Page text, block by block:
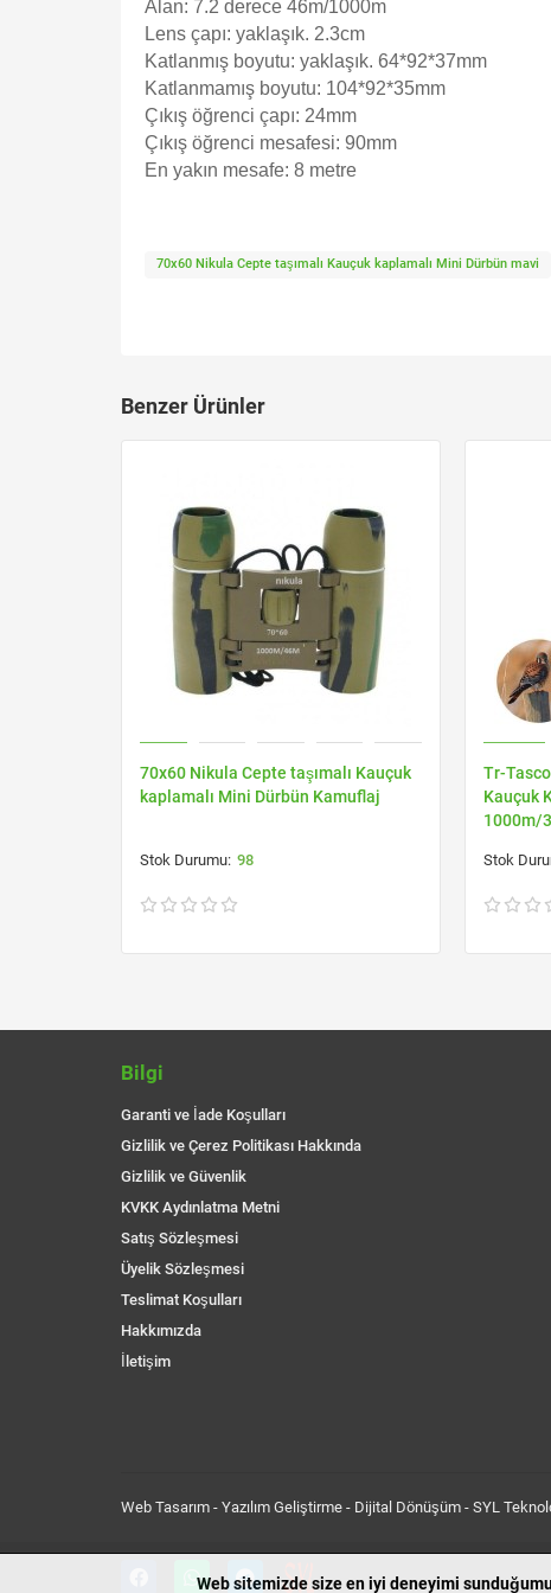
Alan: 7.2 derece 46m/1000m
Lens çapı: yaklaşık. 2.3cm
Katlanmış boyutu: yaklaşık. 64*92*37mm
Katlanmamış boyutu: 104*92*35mm
Çıkış öğrenci çapı: 24mm
Çıkış öğrenci mesafesi: 90mm
En yakın mesafe: 8 metre
70x60 Nikula Cepte taşımalı Kauçuk kaplamalı Mini Dürbün mavi
Benzer Ürünler
70x60 Nikula Cepte taşımalı Kauçuk
kaplamalı Mini Dürbün Kamuflaj
98
Tr-
Kauçuk
1000m/
Bilgi
Garanti ve İade Koşulları
Gizlilik ve Çerez Politikası Hakkında
Gizlilik ve Güvenlik
KVKK Aydınlatma Metni
Satış Sözleşmesi
Üyelik Sözleşmesi
Teslimat Koşulları
Hakkımızda
İletişim
Web Tasarım - Yazılım Geliştirme - Dijital Dönüşüm - SYL
Web sitemizde size en iyi deneyimi